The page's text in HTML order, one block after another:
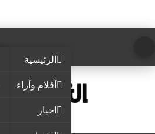
الرئيسية
أقلام وأراء
اخبار